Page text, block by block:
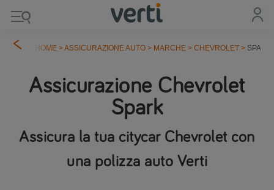
HOME >ASSICURAZIONE AUTO > MARCHE >CHEVROLET > SPARK
Assicurazione Chevrolet
Spark
Assicura la tua citycar Chevrolet con
una polizza auto Verti